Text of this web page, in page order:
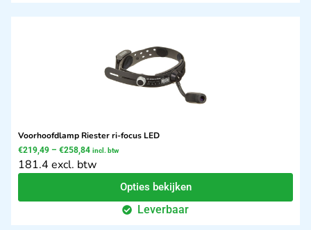
Voorhoofdlamp Riester ri-focus LED
€219,49 – €258,84 incl. btw
181.4 excl. btw
Opties bekijken
Leverbaar